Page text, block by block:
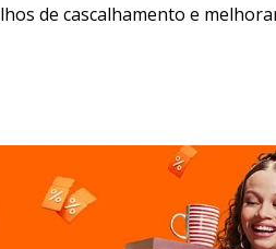
de cascalhamento e